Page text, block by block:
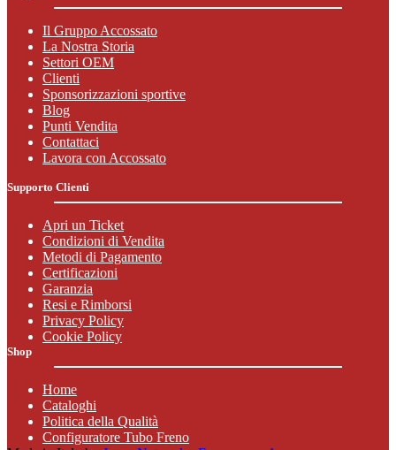
Il Gruppo Accossato
La Nostra Storia
Settori OEM
Clienti
Sponsorizzazioni sportive
Blog
Punti Vendita
Contattaci
Lavora con Accossato
Supporto Clienti
Apri un Ticket
Condizioni di Vendita
Metodi di Pagamento
Certificazioni
Garanzia
Resi e Rimborsi
Privacy Policy
Cookie Policy
Shop
Home
Cataloghi
Politica della Qualità
Configuratore Tubo Freno